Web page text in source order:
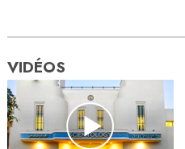
VIDÉOS